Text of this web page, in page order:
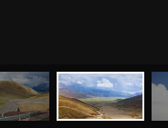
МЕНЮ